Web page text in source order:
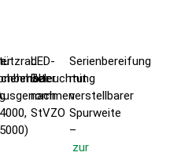
LED-
Beleuchtung
nach
StVZO
Serienbereifung
mit
verstellbarer
Spurweite
–
zur